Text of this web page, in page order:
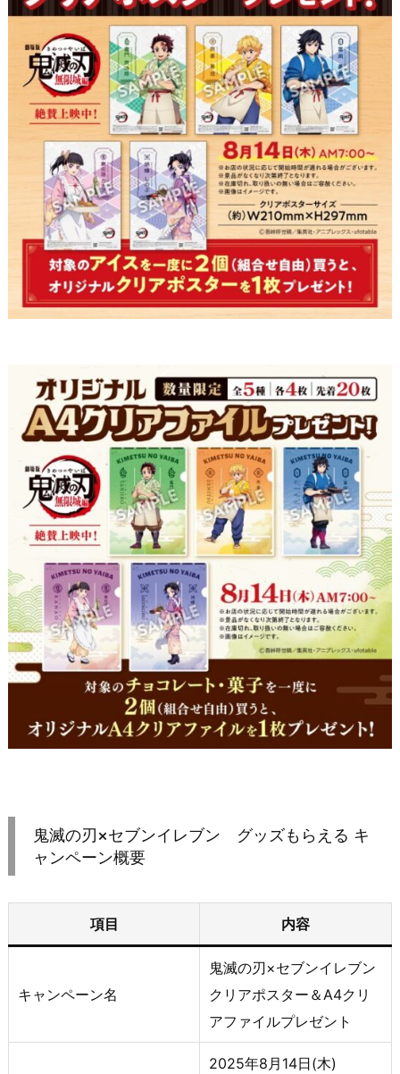
鬼滅の刃×セブンイレブン グッズもらえる キ
ャンペーン概要
項目 内容
キャンペーン名
鬼滅の刃×セブンイレブン
クリアポスター＆A4クリ
アファイルプレゼント
2025年8月14日(木)